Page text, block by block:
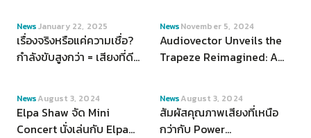
Reimagined เป็นการนำ
ลำโพงตั้งพื้นรุ่น "Trapeze"
VIEW
NewsJanuary 22, 2025
เรื่องจริงหรือแค่ความเชื่อ?
กำลังขับสูงกว่า = เสียงที่ดี
VIEW
NewsNovember 5, 2024
Audiovector Unveils the
Trapeze Reimagined: A
VIEW
NewsAugust 3, 2024
Elpa Shaw จัด Mini
Concert นั่งเล่นกับ Elpa
VIEW
NewsAugust 3, 2024
สัมผัสคุณภาพเสียงที่เหนือ
กว่ากับ Power